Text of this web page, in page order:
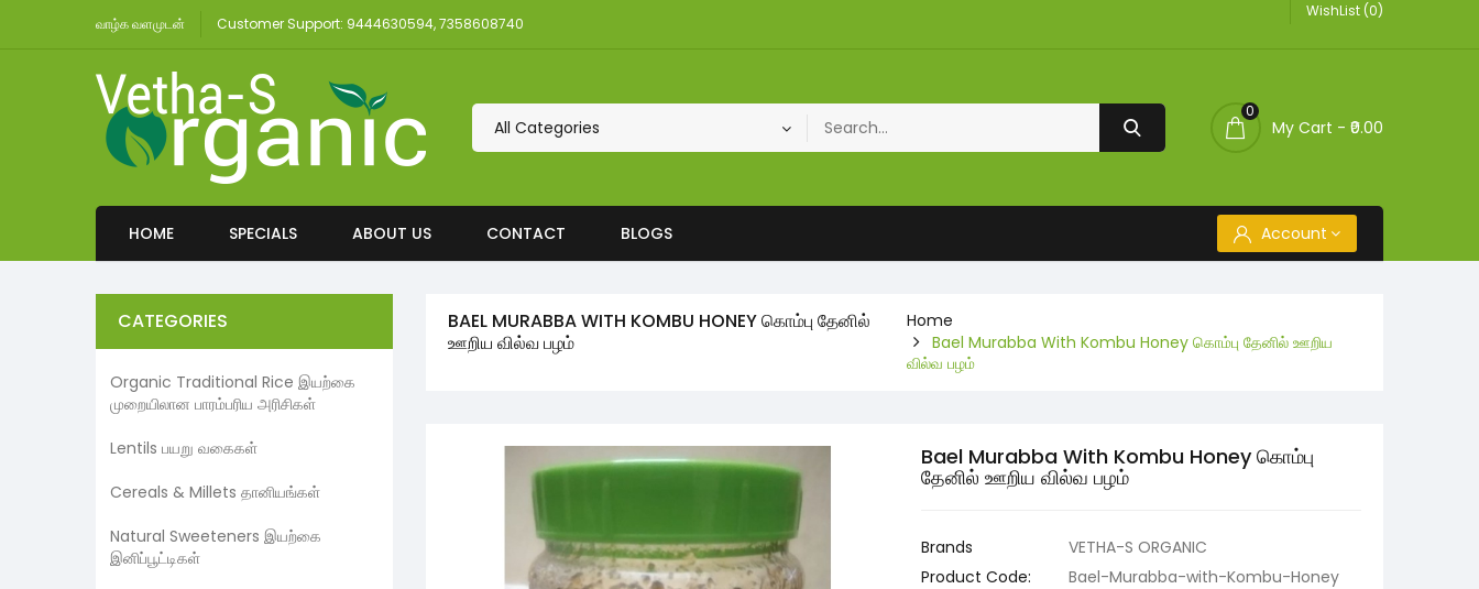
வாழ்க வளமுடன் Customer Support: 9444630594, 7358608740
WishList (0)
0
My Cart - ₹0.00
HOME SPECIALS ABOUT US CONTACT BLOGS Account
CATEGORIES
Organic Traditional Rice இயற்கை
முறையிலான பாரம்பரிய அரிசிகள்
Lentils பயறு வகைகள்
Cereals & Millets தானியங்கள்
Natural Sweeteners இயற்கை
இனிப்பூட்டிகள்
BAEL MURABBA WITH KOMBU HONEY கொம்பு தேனில்
ஊறிய வில்வ பழம்
Home
Bael Murabba With Kombu Honey கொம்பு தேனில் ஊறிய
வில்வ பழம்
Bael Murabba With Kombu Honey கொம்பு
தேனில் ஊறிய வில்வ பழம்
Brands
VETHA-S ORGANIC
Product Code:
Bael-Murabba-with-Kombu-Honey